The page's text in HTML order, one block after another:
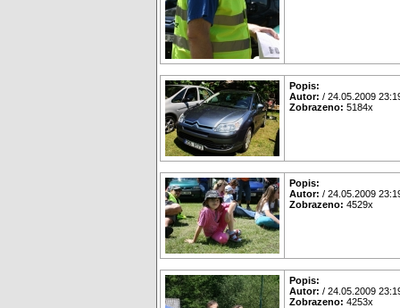
Popis:
Autor: / 24.05.2009
Zobrazeno: 5184x
Popis:
Autor: / 24.05.2009
Zobrazeno: 4529x
Popis:
Autor: / 24.05.2009
Zobrazeno: 4253x